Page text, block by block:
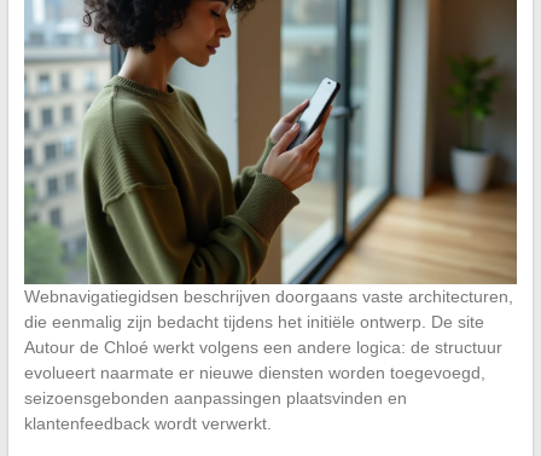
Webnavigatiegidsen beschrijven doorgaans vaste architecturen,
die eenmalig zijn bedacht tijdens het initiële ontwerp. De site
Autour de Chloé werkt volgens een andere logica: de structuur
evolueert naarmate er nieuwe diensten worden toegevoegd,
seizoensgebonden aanpassingen plaatsvinden en
klantenfeedback wordt verwerkt.